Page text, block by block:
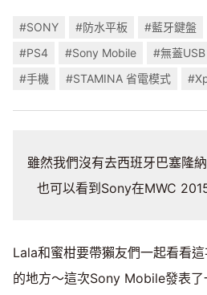
#SONY #防水平板 #藍牙鍵盤
#PS4
#Sony Mobile #無蓋USB
#手機
#STAMINA 省電模式
雖然我們沒有去西班牙巴塞隆
也可以看到Sony在MWC
Lala和蜜柑要帶獺友們一起看看
的地方～這次Sony Mobile發表了